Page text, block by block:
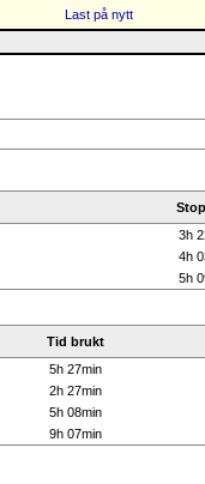
Last på nytt
3h
4h
5h
Tid brukt
5h 27min
2h 27min
5h 08min
9h 07min